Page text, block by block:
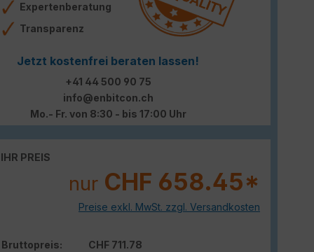
Expertenberatung
Transparenz
Jetzt kostenfrei beraten lassen!
+41 44 500 90 75
info@enbitcon.ch
Mo.- Fr. von 8:30 - bis 17:00 Uhr
IHR PREIS
nur CHF 658.45*
Preise exkl. MwSt. zzgl. Versandkosten
Bruttopreis:
CHF 711.78